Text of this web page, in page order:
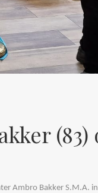
Ambro Bakker S.M.A.